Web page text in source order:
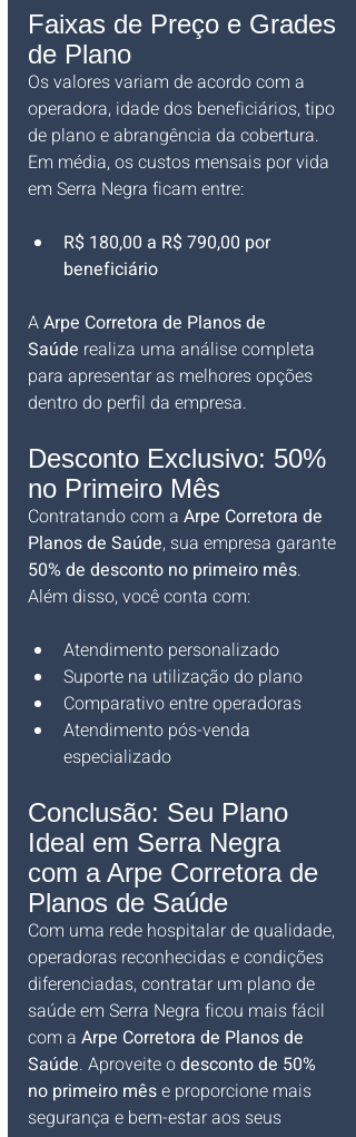
Faixas de Preço e Grades
de Plano
Os valores variam de acordo com a
operadora, idade dos beneficiários, tipo
de plano e abrangência da cobertura.
Em média, os custos mensais por vida
em Serra Negra ficam entre:
R$ 180,00 a R$ 790,00 por
beneficiário
A Arpe Corretora de Planos de
Saúde realiza uma análise completa
para apresentar as melhores opções
dentro do perfil da empresa.
Desconto Exclusivo: 50%
no Primeiro Mês
Contratando com a Arpe Corretora de
Planos de Saúde, sua empresa garante
50% de desconto no primeiro mês.
Além disso, você conta com:
Atendimento personalizado
Suporte na utilização do plano
Comparativo entre operadoras
Atendimento pós-venda
especializado
Conclusão: Seu Plano
Ideal em Serra Negra
com a Arpe Corretora de
Planos de Saúde
Com uma rede hospitalar de qualidade,
operadoras reconhecidas e condições
diferenciadas, contratar um plano de
saúde em Serra Negra ficou mais fácil
com a Arpe Corretora de Planos de
Saúde. Aproveite o desconto de 50%
no primeiro mês e proporcione mais
segurança e bem-estar aos seus